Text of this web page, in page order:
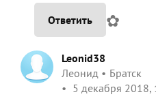
Ответить ✿
Leonid38
Леонид
Братск
5 декабря 2018,